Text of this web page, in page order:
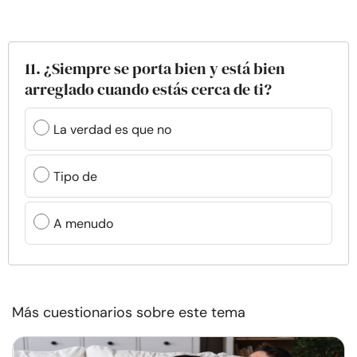
11. ¿Siempre se porta bien y está bien
arreglado cuando estás cerca de ti?
La verdad es que no
Tipo de
A menudo
Más cuestionarios sobre este tema